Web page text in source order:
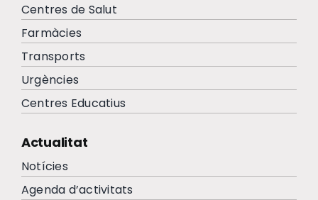
Centres de Salut
Farmàcies
Transports
Urgències
Centres Educatius
Actualitat
Notícies
Agenda d’activitats